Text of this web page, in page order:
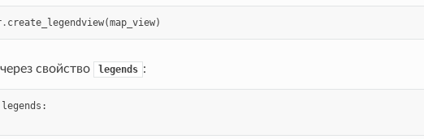
. create_legendview(map_view)
свойство legends :
legends :